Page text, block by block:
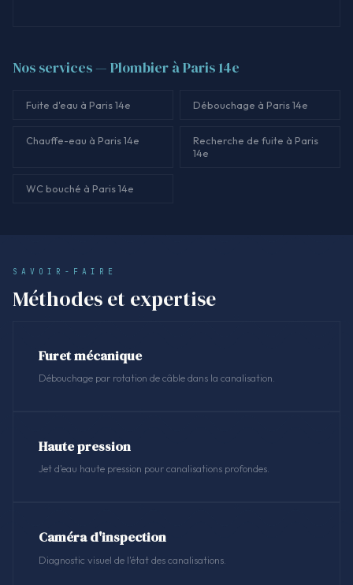
Nos services — Plombier à Paris 14e
Fuite d'eau à Paris 14e Débouchage à Paris 14e
Chauffe-eau à Paris 14e
Recherche de fuite à Paris
14e
WC bouché à Paris 14e
SAVOIR-FAIRE
Méthodes et expertise
Furet mécanique
Débouchage par rotation de câble dans la canalisation.
Haute pression
Jet d'eau haute pression pour canalisations profondes.
Caméra d'inspection
Diagnostic visuel de l'état des canalisations.